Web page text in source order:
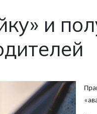
и